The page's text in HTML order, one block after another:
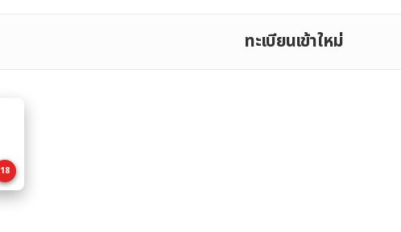
ทะเบียนเข้าใหม่
18